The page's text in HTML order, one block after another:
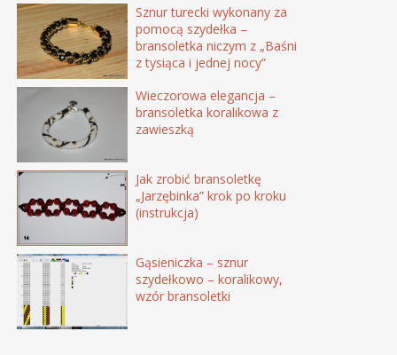
Sznur turecki wykonany za
pomocą szydełka –
bransoletka niczym z „Baśni
z tysiąca i jednej nocy”
Wieczorowa elegancja –
bransoletka koralikowa z
zawieszką
Jak zrobić bransoletkę
„Jarzębinka” krok po kroku
(instrukcja)
Gąsieniczka – sznur
szydełkowo – koralikowy,
wzór bransoletki